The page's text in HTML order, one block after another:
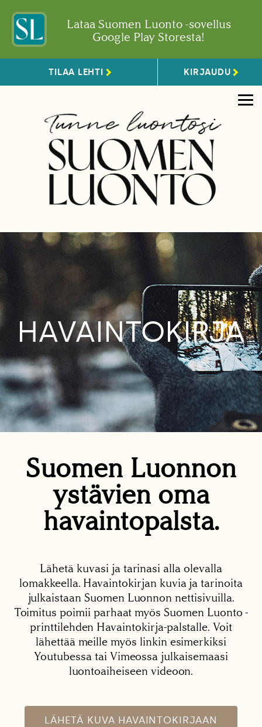
Lataa Suomen Luonto -sovellus
Google Play Storesta!
TILAA LEHTI KIRJAUDU
HAVAINTOKIRJA
Suomen Luonnon
ystävien oma
havaintopalsta.
Lähetä kuvasi ja tarinasi alla olevalla
lomakkeella. Havaintokirjan kuvia ja tarinoita
julkaistaan Suomen Luonnon nettisivuilla.
Toimitus poimii parhaat myös Suomen Luonto -
printtilehden Havaintokirja-palstalle. Voit
lähettää meille myös linkin esimerkiksi
Youtubessa tai Vimeossa julkaisemaasi
luontoaiheiseen videoon.
LÄHETÄ KUVA HAVAINTOKIRJAAN